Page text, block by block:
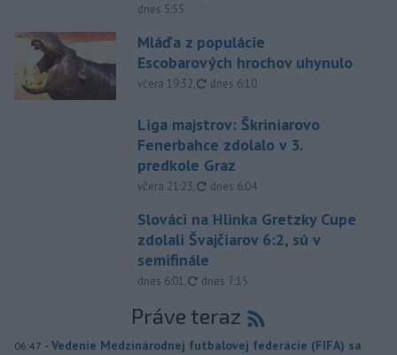
dnes 5:55
Mláďa z populácie
Escobarových hrochov uhynulo
včera 19:32, aktualizované
dnes 6:10
Liga majstrov: Škriniarovo
Fenerbahce zdolalo v 3.
predkole Graz
včera 21:23, aktualizované
dnes 6:04
Slováci na Hlinka Gretzky Cupe
zdolali Švajčiarov 6:2, sú v
semifinále
dnes 6:01, aktualizované
dnes 7:15
Práve teraz
06:47 - Vedenie Medzinárodnej futbalovej federácie (FIFA) sa